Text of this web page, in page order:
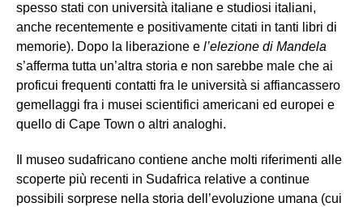
spesso stati con università italiane e studiosi italiani,
anche recentemente e positivamente citati in tanti libri di
memorie). Dopo la liberazione e l’elezione di Mandela
s’afferma tutta un’altra storia e non sarebbe male che ai
proficui frequenti contatti fra le università si affiancassero
gemellaggi fra i musei scientifici americani ed europei e
quello di Cape Town o altri analoghi.
Il museo sudafricano contiene anche molti riferimenti alle
scoperte più recenti in Sudafrica relative a continue
possibili sorprese nella storia dell’evoluzione umana (cui